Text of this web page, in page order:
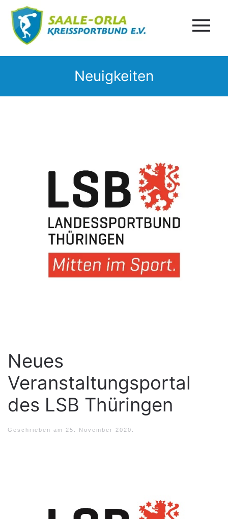
Neuigkeiten
Neues
Veranstaltungsportal
des LSB Thüringen
Geschrieben am 25. November 2020